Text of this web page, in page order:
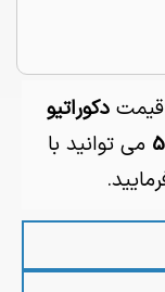
قیمت دکوراتیو
می توانید با